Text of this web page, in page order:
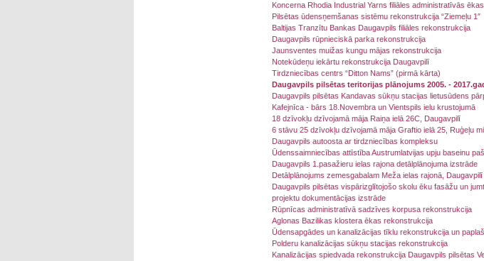
Koncerna Rhodia Industrial Yarns filiāles administratīvās
Pilsētas ūdensņemšanas sistēmu rekonstrukcija “Ziemeļu 1″
Baltijas Tranzītu Bankas Daugavpils filiāles rekonstrukcija
Daugavpils rūpnieciskā parka rekonstrukcija
Jaunsventes muižas kungu mājas rekonstrukcija
Notekūdeņu iekārtu rekonstrukcija Daugavpilī
Tirdzniecības centrs “Ditton Nams” (pirmā kārta)
Daugavpils pilsētas teritorijas plānojums 2005. -
Daugavpils pilsētas Kandavas sūkņu stacijas lietusūdens
Kafejnīca - bārs 18.Novembra un Vientspils ielu krustojumā
18 dzīvokļu dzīvojamā māja Raiņa ielā 26C, Daugavpilī
6 stāvu 25 dzīvokļu dzīvojamā māja Graftio ielā 25, Ruģeļu
Daugavpils autoosta ar tirdzniecības kompleksu
Ūdenssaimniecības attīstība Austrumlatvijas upju baseinu
Daugavpils 1.pasažieru ielas rajona detālplānojuma izstrāde
Detālplānojums zemesgabalam Meža ielas rajonā,
Daugavpils pilsētas vispārizglītojošo skolu ēku fasāžu un
projektu dokumentācijas izstrāde
Rūpnīcas administratīvā sadzīves korpusa rekonstrukcija
Aglonas Bazilikas klostera ēkas rekonstrukcija
Ūdensapgādes un kanalizācijas tīklu rekonstrukcija un
Polderu kanalizācijas sūkņu stacijas rekonstrukcija
Kanalizācijas spiedvada rekonstrukcija Daugavpils pilsētas